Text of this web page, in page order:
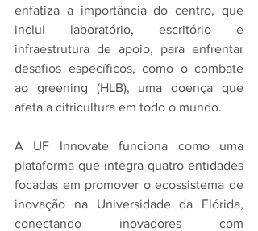
enfatiza a importância do centro, que
inclui laboratório, escritório e
infraestrutura de apoio, para enfrentar
desafios específicos, como o combate
ao greening (HLB), uma doença que
afeta a citricultura em todo o mundo.
A UF Innovate funciona como uma
plataforma que integra quatro entidades
focadas em promover o ecossistema de
inovação na Universidade da Flórida,
conectando inovadores com